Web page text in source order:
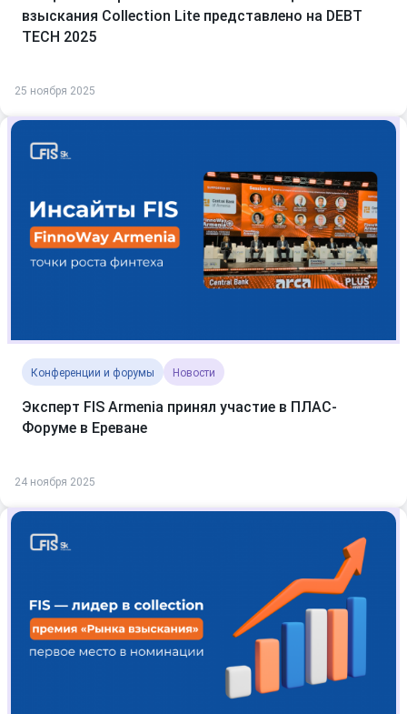
взыскания Collection Lite представлено на DEBT
TECH 2025
25 ноября 2025
Конференции и форумы Новости
Эксперт FIS Armenia принял участие в ПЛАС-
Форуме в Ереване
24 ноября 2025